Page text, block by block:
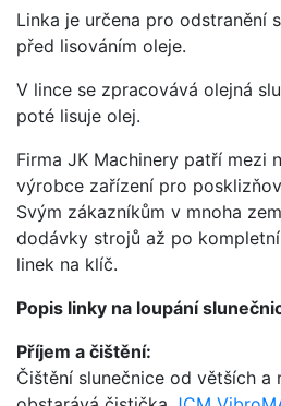
Linka je určena pro odstranění
před lisováním oleje.
V lince se zpracovává olejná
poté lisuje olej.
Firma JK Machinery patří mezi
výrobce zařízení pro
Svým zákazníkům v mnoha
dodávky strojů až po
linek na klíč.
Popis linky na loupání
Příjem a čištění:
Čištění slunečnice od větších a